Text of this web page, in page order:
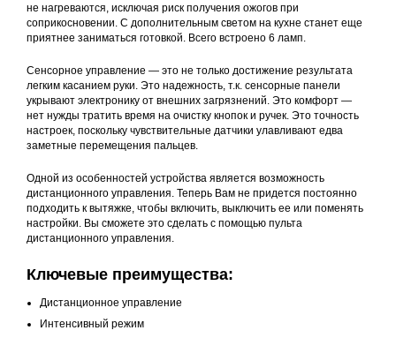
не нагреваются, исключая риск получения ожогов при
соприкосновении. С дополнительным светом на кухне станет еще
приятнее заниматься готовкой. Всего встроено 6 ламп.
Сенсорное управление — это не только достижение результата
легким касанием руки. Это надежность, т.к. сенсорные панели
укрывают электронику от внешних загрязнений. Это комфорт —
нет нужды тратить время на очистку кнопок и ручек. Это точность
настроек, поскольку чувствительные датчики улавливают едва
заметные перемещения пальцев.
Одной из особенностей устройства является возможность
дистанционного управления. Теперь Вам не придется постоянно
подходить к вытяжке, чтобы включить, выключить ее или поменять
настройки. Вы сможете это сделать с помощью пульта
дистанционного управления.
Ключевые преимущества:
Дистанционное управление
Интенсивный режим